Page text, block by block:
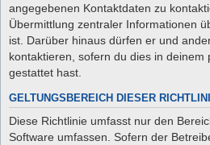
angegebenen Kontaktdaten zu
Übermittlung zentraler Informationen
ist. Darüber hinaus dürfen er und
kontaktieren, sofern du dies in deinem
gestattet hast.
GELTUNGSBEREICH DIESER
Diese Richtlinie umfasst nur den
Software umfassen. Sofern der